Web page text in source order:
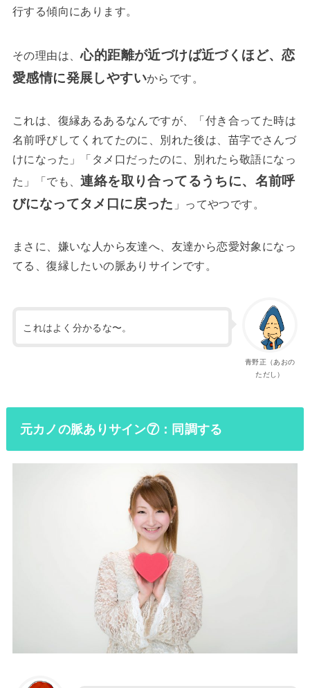
行する傾向にあります。
その理由は、心的距離が近づけば近づくほど、恋
愛感情に発展しやすいからです。
これは、復縁あるあるなんですが、「付き合ってた時は
名前呼びしてくれてたのに、別れた後は、苗字でさんづ
けになった」「タメ口だったのに、別れたら敬語になっ
た」「でも、連絡を取り合ってるうちに、名前呼
びになってタメ口に戻った 」ってやつです。
まさに、嫌いな人から友達へ、友達から恋愛対象になっ
てる、復縁したいの脈ありサインです。
青野正（あおの
ただし）
これはよく分かるな〜。
元カノの脈ありサイン⑦：同調する